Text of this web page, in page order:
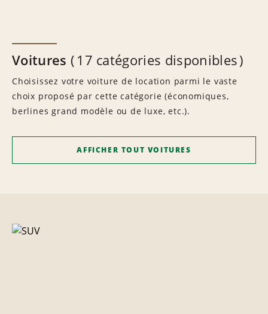
Voitures 17 catégories disponibles
Choisissez votre voiture de location parmi le vaste
choix proposé par cette catégorie (économiques,
berlines grand modèle ou de luxe, etc.).
AFFICHER TOUT VOITURES